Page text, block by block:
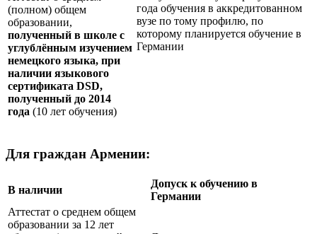
года обучения в аккредитованном
вузе по тому профилю, по
которому планируется обучение в
Германии
(полном) общем
образовании,
полученный в школе с
углублённым изучением
немецкого языка, при
наличии языкового
сертификата DSD,
полученный до 2014
года (10 лет обучения)
Для граждан Армении:
В наличии
Допуск к обучению в
Германии
Аттестат о среднем общем
образовании за 12 лет